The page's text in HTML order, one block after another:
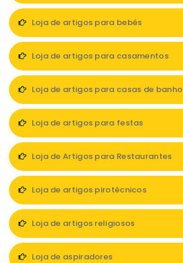
Loja de artigos para bebés
Loja de artigos para casamentos
Loja de artigos para casas de banho
Loja de artigos para festas
Loja de Artigos para Restaurantes
Loja de artigos pirotécnicos
Loja de artigos religiosos
Loja de aspiradores